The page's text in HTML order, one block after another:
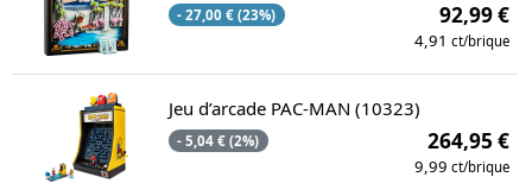
- 27,00 € (23%) 92,99 €
4,91 ct/brique
Jeu d’arcade PAC-MAN (10323)
- 5,04 € (2%) 264,95 €
9,99 ct/brique